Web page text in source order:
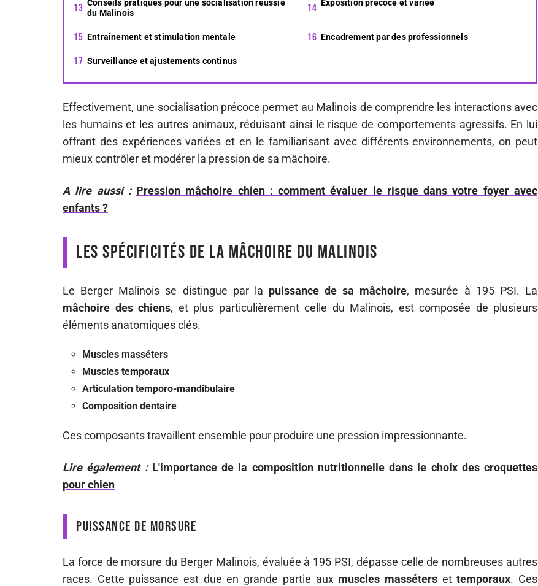
Conseils pratiques pour une socialisation réussie
du Malinois
Exposition précoce et variée
Entraînement et stimulation mentale Encadrement par des professionnels
Surveillance et ajustements continus
Effectivement, une socialisation précoce permet au Malinois de comprendre les interactions avec
les humains et les autres animaux, réduisant ainsi le risque de comportements agressifs. En lui
offrant des expériences variées et en le familiarisant avec différents environnements, on peut
mieux contrôler et modérer la pression de sa mâchoire.
A lire aussi : Pression mâchoire chien : comment évaluer le risque dans votre foyer avec
enfants ?
Les spécificités de la mâchoire du Malinois
Le Berger Malinois se distingue par la puissance de sa mâchoire, mesurée à 195 PSI. La
mâchoire des chiens, et plus particulièrement celle du Malinois, est composée de plusieurs
éléments anatomiques clés.
Muscles masséters
Muscles temporaux
Articulation temporo-mandibulaire
Composition dentaire
Ces composants travaillent ensemble pour produire une pression impressionnante.
Lire également : L'importance de la composition nutritionnelle dans le choix des croquettes
pour chien
Puissance de morsure
La force de morsure du Berger Malinois, évaluée à 195 PSI, dépasse celle de nombreuses autres
races. Cette puissance est due en grande partie aux muscles massétersettemporaux. Ces